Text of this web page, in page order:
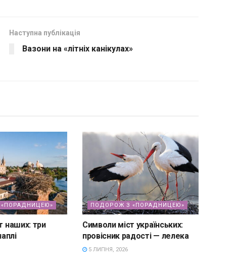
Наступна публікація
Вазони на «літніх канікулах»
наших: три
ПОДОРОЖ З «ПОРАДНИЦЕЮ»
Символи міст українських:
провісник радості — лелека
5 ЛИПНЯ, 2026